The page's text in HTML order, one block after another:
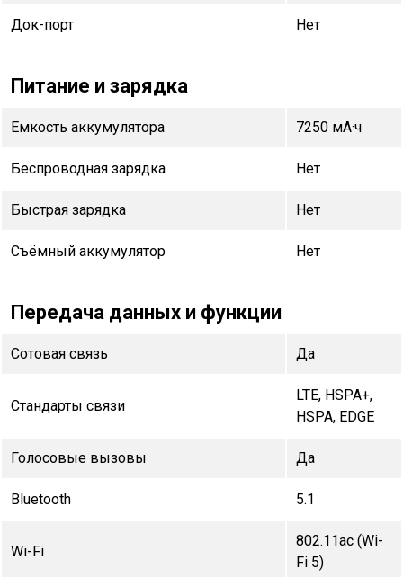
Док-порт Нет
Питание и зарядка
Емкость аккумулятора 7250 мА·ч
Беспроводная зарядка Нет
Быстрая зарядка Нет
Cъёмный аккумулятор Нет
Передача данных и функции
Сотовая связь Да
Стандарты связи
LTE, HSPA+,
HSPA, EDGE
Голосовые вызовы Да
Bluetooth 5.1
Wi-Fi
802.11ac (Wi-
Fi 5)